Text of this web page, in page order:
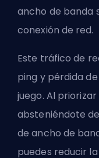
ancho de banda
conexión de red.
Este tráfico de
ping y pérdida
juego. Al
absteniéndote
de ancho de
puedes reducir